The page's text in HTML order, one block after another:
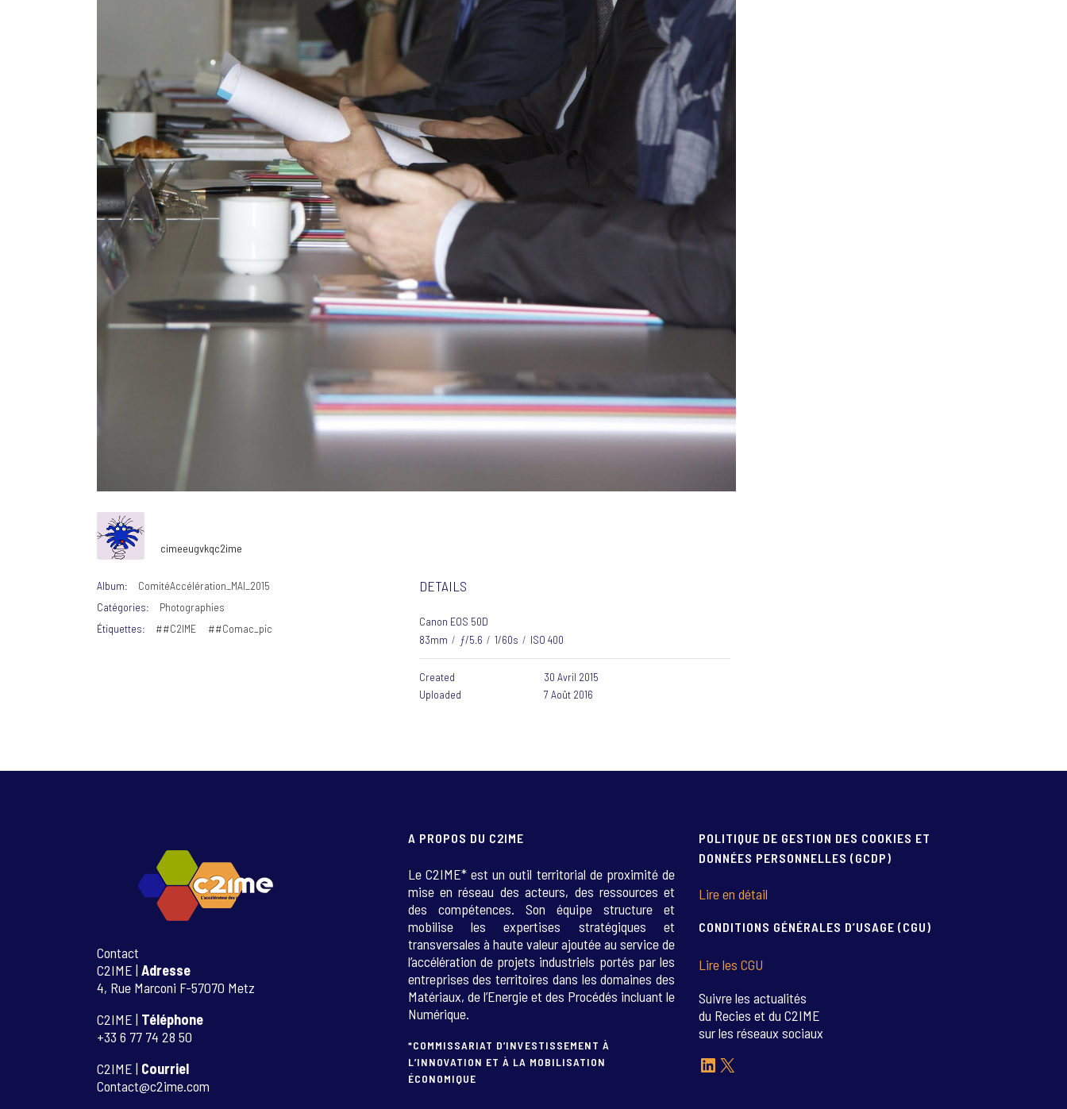
cimeeugvkqc2ime
Album:
ComitéAccélération_MAI_2015
Catégories:
Photographies
Étiquettes:
##C2IME ##Comac_pic
DETAILS
Canon EOS 50D
83mm / ƒ/5.6 / 1/60s / ISO 400
Created
30 Avril 2015
Uploaded
7 Août 2016
Contact
C2IME | Adresse
4, Rue Marconi F-57070 Metz
C2IME | Téléphone
+33 6 77 74 28 50
C2IME | Courriel
Contact@c2ime.com
A PROPOS DU C2IME
Le C2IME* est un outil territorial de proximité de
mise en réseau des acteurs, des ressources et
des compétences. Son équipe structure et
mobilise les expertises stratégiques et
transversales à haute valeur ajoutée au service de
l’accélération de projets industriels portés par les
entreprises des territoires dans les domaines des
Matériaux, de l’Energie et des Procédés incluant le
Numérique.
*COMMISSARIAT D’INVESTISSEMENT À
L’INNOVATION ET À LA MOBILISATION
ÉCONOMIQUE
POLITIQUE DE GESTION DES COOKIES ET
DONNÉES PERSONNELLES (GCDP)
Lire en détail
CONDITIONS GÉNÉRALES D’USAGE (CGU)
Lire les CGU
Suivre les actualités
du Recies et du C2IME
sur les réseaux sociaux
LinkedIn
X